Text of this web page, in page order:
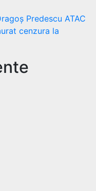
Predescu ATAC
cenzura la